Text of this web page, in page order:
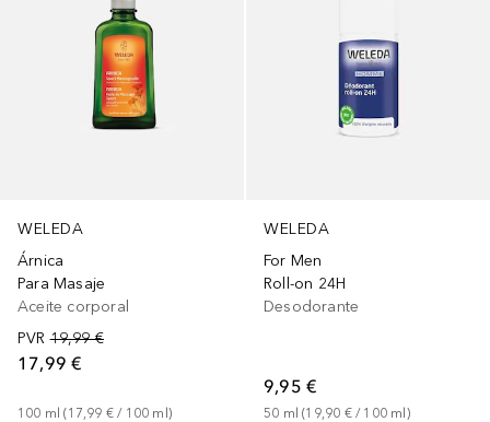
WELEDA
Árnica
Para Masaje
Aceite corporal
PVR 19,99 €
17,99 €
100 ml (17,99 € / 100 ml)
WELEDA
For Men
Roll-on 24H
Desodorante
9,95 €
50 ml (19,90 € / 100 ml)